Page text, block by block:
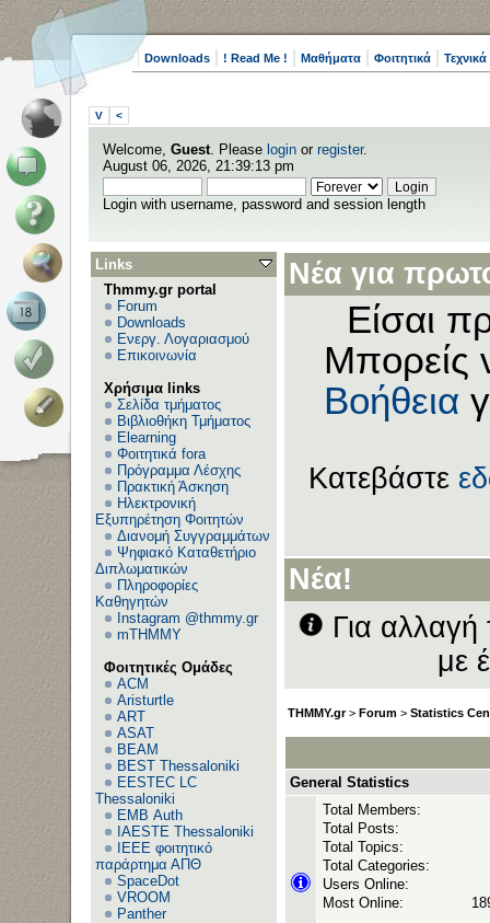
Downloads ! Read Me ! Μαθήματα Φοιτητικά
V <
Welcome, Guest. Please login or register.
August 06, 2026, 21:39:13 pm
Login with username, password and session length
Links
Thmmy.gr portal
Forum
Downloads
Ενεργ. Λογαριασμού
Επικοινωνία
Χρήσιμα links
Σελίδα τμήματος
Βιβλιοθήκη Τμήματος
Elearning
Φοιτητικά fora
Πρόγραμμα Λέσχης
Πρακτική Άσκηση
Ηλεκτρονική
Εξυπηρέτηση Φοιτητών
Διανομή Συγγραμμάτων
Ψηφιακό Καταθετήριο
Διπλωματικών
Πληροφορίες
Καθηγητών
Instagram @thmmy.gr
mTHMMY
Φοιτητικές Ομάδες
ACM
Aristurtle
ART
ASAT
BEAM
BEST Thessaloniki
EESTEC LC
Thessaloniki
EΜΒ Auth
IAESTE Thessaloniki
IEEE φοιτητικό
παράρτημα ΑΠΘ
SpaceDot
VROOM
Panther
Νέα για
Είσαι
Μπορείς
Βοήθεια
Κατεβάστε
Νέα!
Για
με
THMMY.gr> Forum > Statistics
General Statistics
Total Members:
Total Posts:
Total Topics:
Total Categories:
Users Online:
Most Online: